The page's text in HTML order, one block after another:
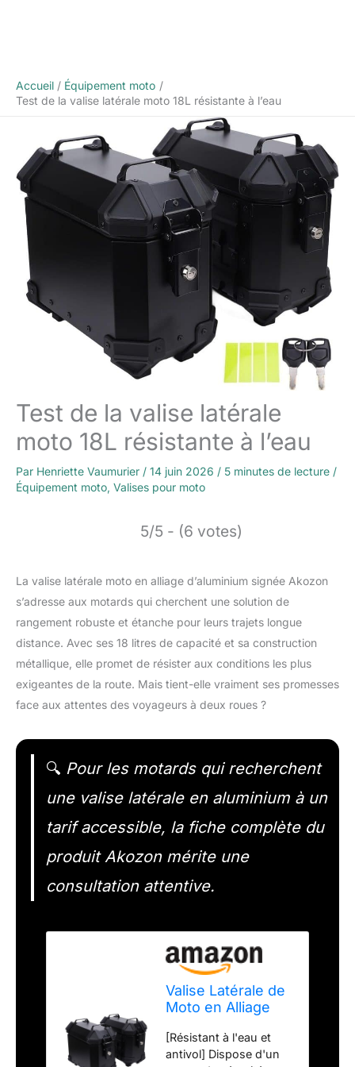
Accueil
Équipement moto
Test de la valise latérale moto 18L résistante à l’eau
Test de la valise latérale
moto 18L résistante à l’eau
Par Henriette Vaumurier / 14 juin 2026 / 5 minutes de lecture /
Équipement moto, Valises pour moto
5/5 - (6 votes)
La valise latérale moto en alliage d’aluminium signée Akozon
s’adresse aux motards qui cherchent une solution de
rangement robuste et étanche pour leurs trajets longue
distance. Avec ses 18 litres de capacité et sa construction
métallique, elle promet de résister aux conditions les plus
exigeantes de la route. Mais tient-elle vraiment ses promesses
face aux attentes des voyageurs à deux roues ?
🔍 Pour les motards qui recherchent
une valise latérale en aluminium à un
tarif accessible, la fiche complète du
produit Akozon mérite une
consultation attentive.
Valise Latérale de
Moto en Alliage
Boîte de Sac de
Selle Portable
[Résistant à l'eau et
antivol] Dispose d'un